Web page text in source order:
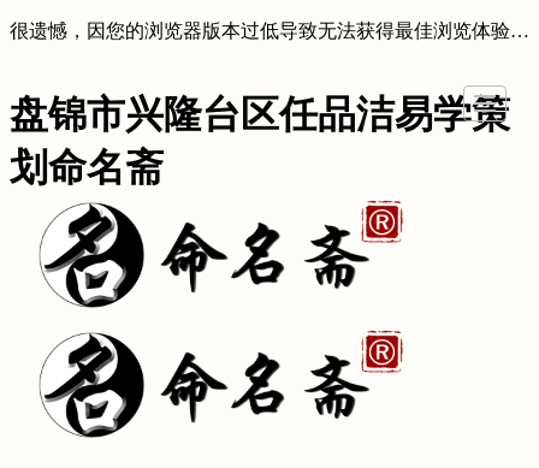
很遗憾，因您的浏览器版本过低导致无法获得最佳浏览体验，推荐下载安装谷歌浏览器！
盘锦市兴隆台区任品洁易学策
划命名斋